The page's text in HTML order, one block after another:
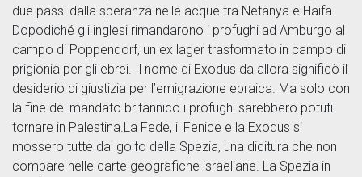
due passi dalla speranza nelle acque tra Netanya e Haifa.
Dopodiché gli inglesi rimandarono i profughi ad Amburgo al
campo di Poppendorf, un ex lager trasformato in campo di
prigionia per gli ebrei. Il nome di Exodus da allora significò il
desiderio di giustizia per l’emigrazione ebraica. Ma solo con
la fine del mandato britannico i profughi sarebbero potuti
tornare in Palestina.La Fede, il Fenice e la Exodus si
mossero tutte dal golfo della Spezia, una dicitura che non
compare nelle carte geografiche israeliane. La Spezia in